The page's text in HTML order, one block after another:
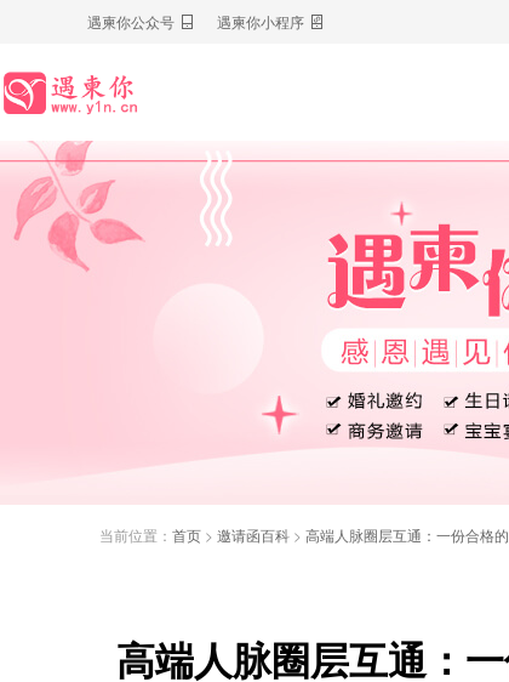
遇柬你公众号 遇柬你小程序
当前位置： 首页 > 邀请函百科 > 高端人脉圈层互通：一份合格
高端人脉圈层互通：